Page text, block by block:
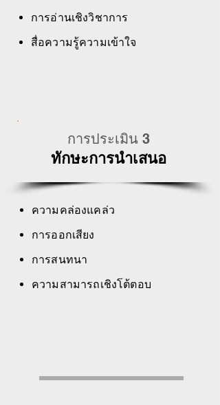
การอ่านเชิงวิชาการ
สื่อความรู้ความเข้าใจ
การประเมิน 3
ทักษะการนำเสนอ
ความคล่องแคล่ว
การออกเสียง
การสนทนา
ความสามารถเชิงโต้ตอบ